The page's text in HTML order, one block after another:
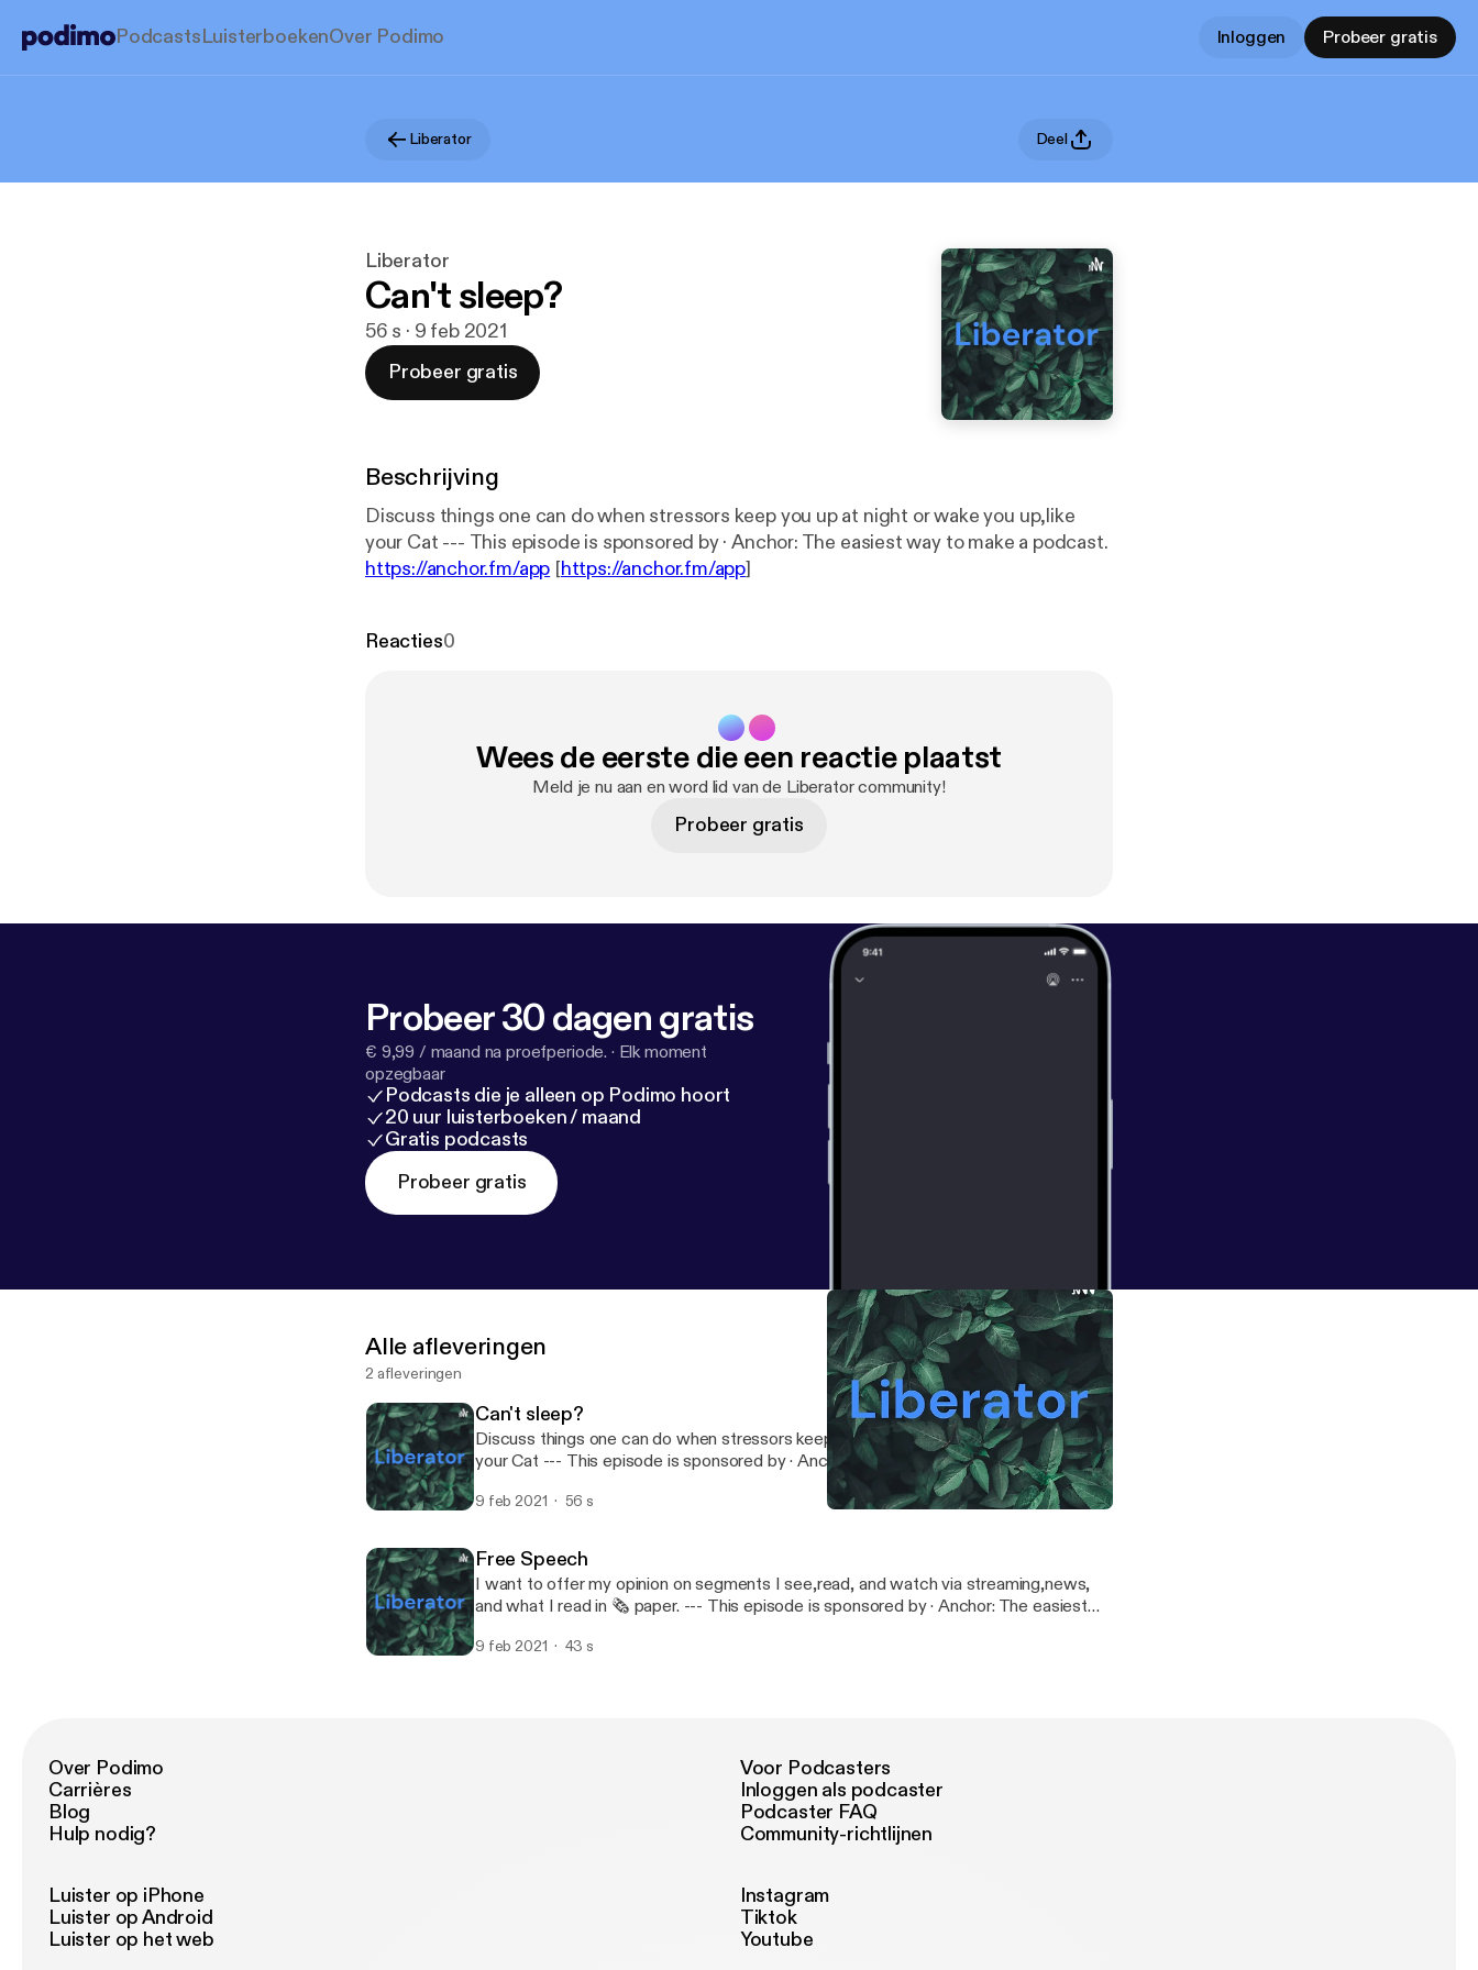
PodcastsLuisterboekenOver Podimo Inloggen Probeer gratis
Liberator Deel
Liberator
Can't sleep?
56 s · 9 feb 2021
Probeer gratis
Beschrijving
Discuss things one can do when stressors keep you up at night or wake you up,like
your Cat --- This episode is sponsored by · Anchor: The easiest way to make a podcast.
https://anchor.fm/app [https://anchor.fm/app]
Reacties0
Wees de eerste die een reactie plaatst
Meld je nu aan en word lid van de Liberator community!
Probeer gratis
Probeer 30 dagen gratis
€ 9,99 / maand na proefperiode. · Elk moment
opzegbaar
Podcasts die je alleen op Podimo hoort
20 uur luisterboeken / maand
Gratis podcasts
Probeer gratis
Alle afleveringen
2 afleveringen
Can't sleep?
Discuss things one can do when stressors keep you up at night or wake you up,like
your Cat --- This episode is sponsored by · Anchor: The easiest way to make a
podcast. https://anchor.fm/app [https://anchor.fm/app]
9 feb 2021 56 s
Free Speech
I want to offer my opinion on segments I see,read, and watch via streaming,news,
and what I read in 🗞️ paper. --- This episode is sponsored by · Anchor: The easiest
9 feb 2021 43 s
Over Podimo
Carrières
Blog
Hulp nodig?
Voor Podcasters
Inloggen als podcaster
Podcaster FAQ
Community-richtlijnen
Luister op iPhone
Luister op Android
Luister op het web
Instagram
Tiktok
Youtube